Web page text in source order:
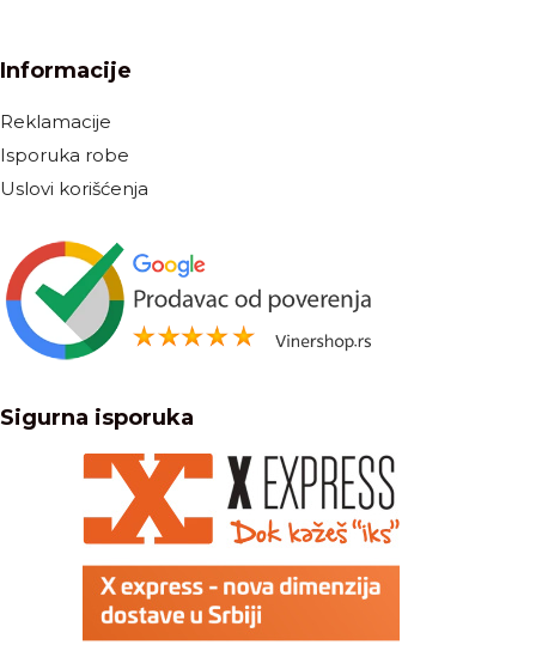
Informacije
Reklamacije
Isporuka robe
Uslovi korišćenja
Sigurna isporuka